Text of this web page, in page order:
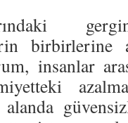
birbirlerine
insanlar